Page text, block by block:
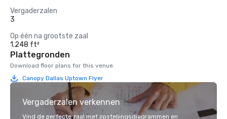
Vergaderzalen
3
Op één na grootste zaal
1.248 ft²
Plattegronden
Download floor plans for this venue.
Canopy Dallas Uptown Flyer
Vergaderzalen verkennen
Vind de perfecte zaal met opstellingsdiagrammen en